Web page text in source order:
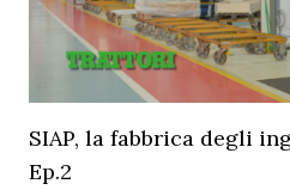
SIAP, la fabbrica degli
Ep.2